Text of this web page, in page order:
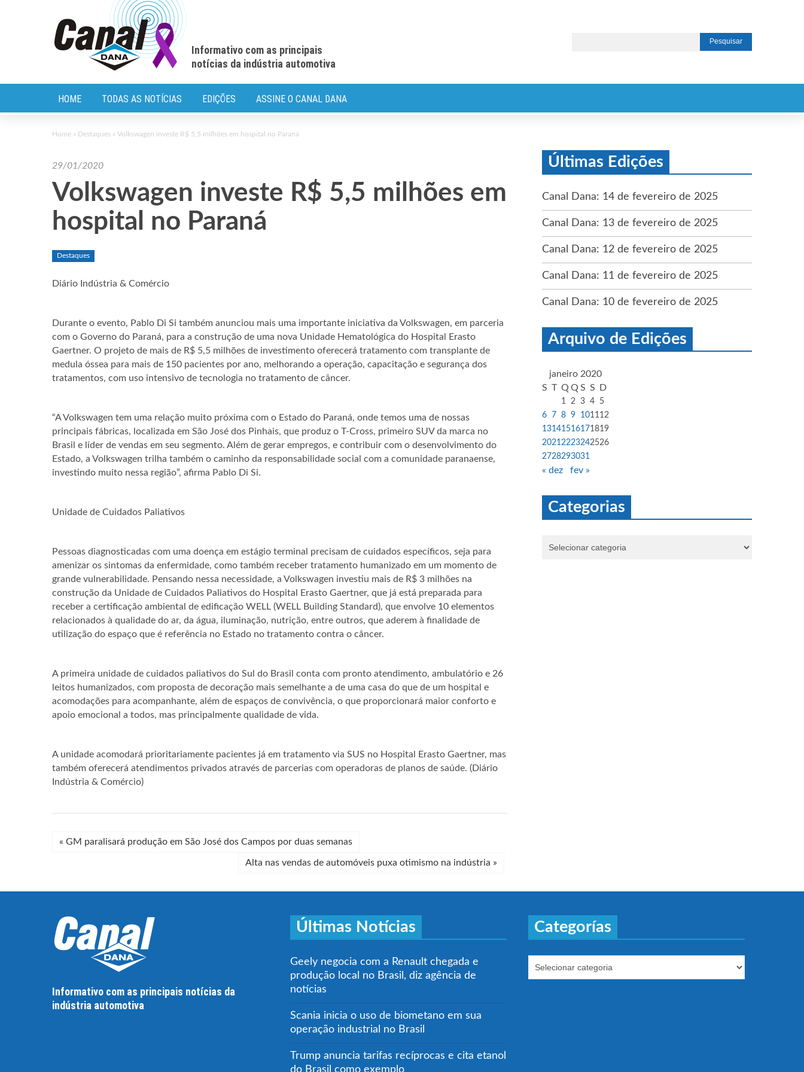
Informativo com as principais
notícias da indústria automotiva
HOME TODAS AS NOTÍCIAS EDIÇÕES ASSINE O CANAL DANA
Home » Destaques » Volkswagen investe R$ 5,5 milhões em hospital no Paraná
29/01/2020
Volkswagen investe R$ 5,5 milhões em
hospital no Paraná
Destaques
Diário Indústria & Comércio
Durante o evento, Pablo Di Si também anunciou mais uma importante iniciativa da Volkswagen, em parceria
com o Governo do Paraná, para a construção de uma nova Unidade Hematológica do Hospital Erasto
Gaertner. O projeto de mais de R$ 5,5 milhões de investimento oferecerá tratamento com transplante de
medula óssea para mais de 150 pacientes por ano, melhorando a operação, capacitação e segurança dos
tratamentos, com uso intensivo de tecnologia no tratamento de câncer.
“A Volkswagen tem uma relação muito próxima com o Estado do Paraná, onde temos uma de nossas
principais fábricas, localizada em São José dos Pinhais, que produz o T-Cross, primeiro SUV da marca no
Brasil e líder de vendas em seu segmento. Além de gerar empregos, e contribuir com o desenvolvimento do
Estado, a Volkswagen trilha também o caminho da responsabilidade social com a comunidade paranaense,
investindo muito nessa região”, afirma Pablo Di Si.
Unidade de Cuidados Paliativos
Pessoas diagnosticadas com uma doença em estágio terminal precisam de cuidados específicos, seja para
amenizar os sintomas da enfermidade, como também receber tratamento humanizado em um momento de
grande vulnerabilidade. Pensando nessa necessidade, a Volkswagen investiu mais de R$ 3 milhões na
construção da Unidade de Cuidados Paliativos do Hospital Erasto Gaertner, que já está preparada para
receber a certificação ambiental de edificação WELL (WELL Building Standard), que envolve 10 elementos
relacionados à qualidade do ar, da água, iluminação, nutrição, entre outros, que aderem à finalidade de
utilização do espaço que é referência no Estado no tratamento contra o câncer.
A primeira unidade de cuidados paliativos do Sul do Brasil conta com pronto atendimento, ambulatório e 26
leitos humanizados, com proposta de decoração mais semelhante a de uma casa do que de um hospital e
acomodações para acompanhante, além de espaços de convivência, o que proporcionará maior conforto e
apoio emocional a todos, mas principalmente qualidade de vida.
A unidade acomodará prioritariamente pacientes já em tratamento via SUS no Hospital Erasto Gaertner, mas
também oferecerá atendimentos privados através de parcerias com operadoras de planos de saúde. (Diário
Indústria & Comércio)
« GM paralisará produção em São José dos Campos por duas semanas
Alta nas vendas de automóveis puxa otimismo na indústria »
Últimas Edições
Canal Dana: 14 de fevereiro de 2025
Canal Dana: 13 de fevereiro de 2025
Canal Dana: 12 de fevereiro de 2025
Canal Dana: 11 de fevereiro de 2025
Canal Dana: 10 de fevereiro de 2025
Arquivo de Edições
janeiro 2020
S T Q Q S S D
1 2 3 4
5
6
7 8 9 101112
13141516171819
20212223242526
2728293031
« dez fev »
Categorias
Informativo com as principais notícias da
indústria automotiva
Últimas Notícias
Geely negocia com a Renault chegada e
produção local no Brasil, diz agência de
notícias
Scania inicia o uso de biometano em sua
operação industrial no Brasil
Trump anuncia tarifas recíprocas e cita etanol
do Brasil como exemplo
Categorías